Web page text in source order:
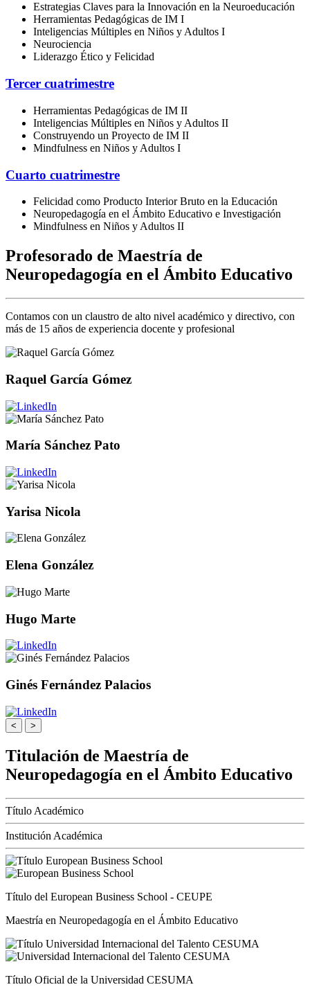
Estrategias Claves para la Innovación en la Neuroeducación
Herramientas Pedagógicas de IM I
Inteligencias Múltiples en Niños y Adultos I
Neurociencia
Liderazgo Ético y Felicidad
Tercer cuatrimestre
Herramientas Pedagógicas de IM II
Inteligencias Múltiples en Niños y Adultos II
Construyendo un Proyecto de IM II
Mindfulness en Niños y Adultos I
Cuarto cuatrimestre
Felicidad como Producto Interior Bruto en la Educación
Neuropedagogía en el Ámbito Educativo e Investigación
Mindfulness en Niños y Adultos II
Profesorado de Maestría de
Neuropedagogía en el Ámbito Educativo
Contamos con un claustro de alto nivel académico y directivo, con
más de 15 años de experiencia docente y profesional
Raquel García Gómez
María Sánchez Pato
Yarisa Nicola
Elena González
Hugo Marte
Ginés Fernández Palacios
< >
Titulación de Maestría de
Neuropedagogía en el Ámbito Educativo
Título Académico
Institución Académica
Título del European Business School - CEUPE
Maestría en Neuropedagogía en el Ámbito Educativo
Título Oficial de la Universidad CESUMA